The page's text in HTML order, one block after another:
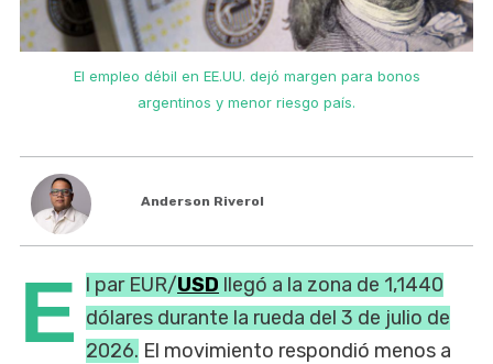
El empleo débil en EE.UU. dejó margen para bonos
argentinos y menor riesgo país.
Anderson Riverol
E l par EUR/USD llegó a la zona de 1,1440
dólares durante la rueda del 3 de julio de
2026. El movimiento respondió menos a